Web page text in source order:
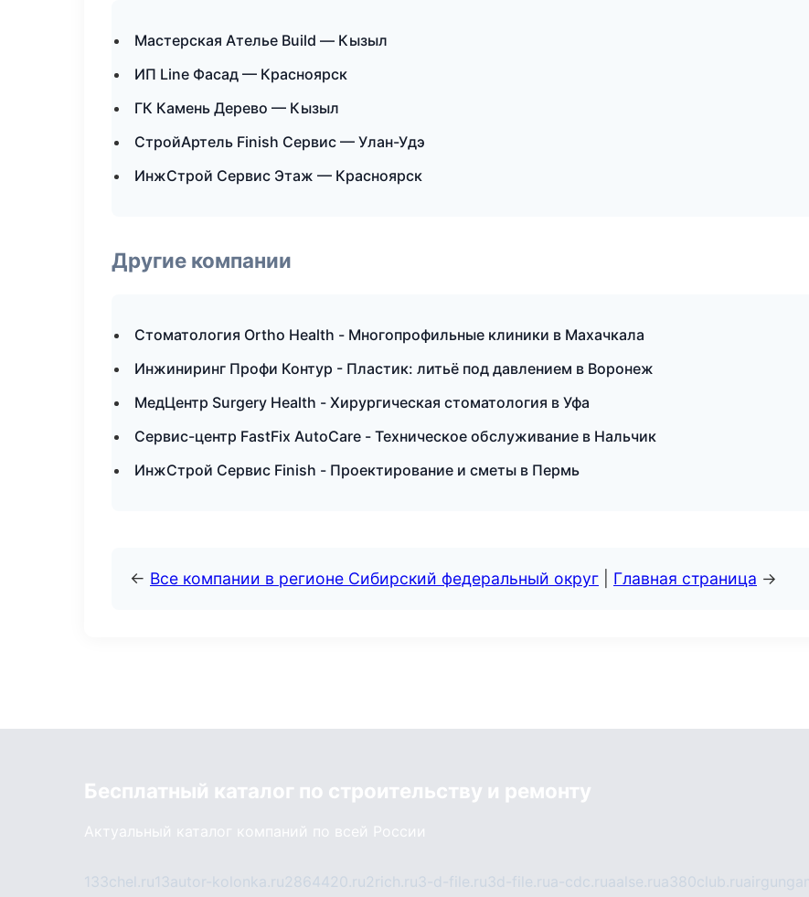
Мастерская Ателье Build — Кызыл
ИП Line Фасад — Красноярск
ГК Камень Дерево — Кызыл
СтройАртель Finish Сервис — Улан-Удэ
ИнжСтрой Сервис Этаж — Красноярск
Другие компании
Стоматология Ortho Health - Многопрофильные клиники в Махачкала
Инжиниринг Профи Контур - Пластик: литьё под давлением в Воронеж
МедЦентр Surgery Health - Хирургическая стоматология в Уфа
Сервис-центр FastFix AutoCare - Техническое обслуживание в Нальчик
ИнжСтрой Сервис Finish - Проектирование и сметы в Пермь
← Все компании в регионе Сибирский федеральный округ Главная страница →
Бесплатный каталог по строительству и ремонту
Актуальный каталог компаний по всей России
133chel.ru13autor-kolonka.ru2864420.ru2rich.ru3-d-file.ru3d-file.rua-cdc.ruaalse.rua380club.ru